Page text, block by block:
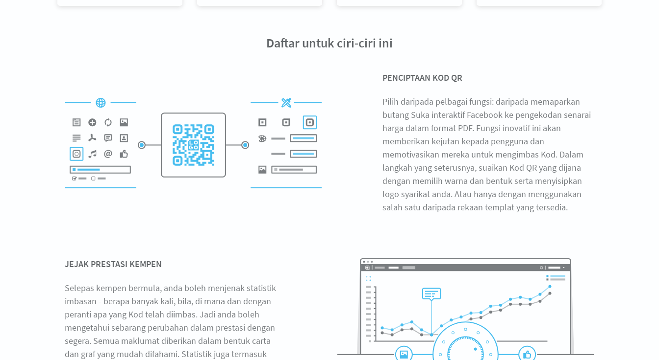
Daftar untuk ciri-ciri ini
PENCIPTAAN KOD QR
Pilih daripada pelbagai fungsi: daripada memaparkan
butang Suka interaktif Facebook ke pengekodan senarai
harga dalam format PDF. Fungsi inovatif ini akan
memberikan kejutan kepada pengguna dan
memotivasikan mereka untuk mengimbas Kod. Dalam
langkah yang seterusnya, suaikan Kod QR yang dijana
dengan memilih warna dan bentuk serta menyisipkan
logo syarikat anda. Atau hanya dengan menggunakan
salah satu daripada rekaan templat yang tersedia.
JEJAK PRESTASI KEMPEN
Selepas kempen bermula, anda boleh menjenak statistik
imbasan - berapa banyak kali, bila, di mana dan dengan
peranti apa yang Kod telah diimbas. Jadi anda boleh
mengetahui sebarang perubahan dalam prestasi dengan
segera. Semua maklumat diberikan dalam bentuk carta
dan graf yang mudah difahami. Statistik juga termasuk